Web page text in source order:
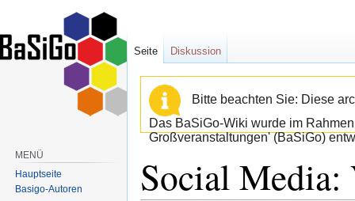
Bitte beachten Sie: Diese
Das BaSiGo-Wiki wurde im
Großveranstaltungen' (BaSiGo)
Social Media:
Seite Diskussion
MENÜ
Hauptseite
Basigo-Autoren